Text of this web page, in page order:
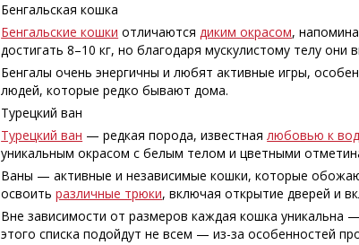
Бенгальская кошка
Бенгальские кошки отличаютсядиким окрасом,
достигать 8–10 кг, но благодаря мускулистому телу они
Бенгалы очень энергичны и любят активные игры,
людей, которые редко бывают дома.
Турецкий ван
Турецкий ван — редкая порода, известнаялюбовью к
уникальным окрасом с белым телом и цветными
Ваны — активные и независимые кошки, которые
освоитьразличные трюки, включая открытие дверей и
Вне зависимости от размеров каждая кошка
этого списка подойдут не всем — из-за особенностей